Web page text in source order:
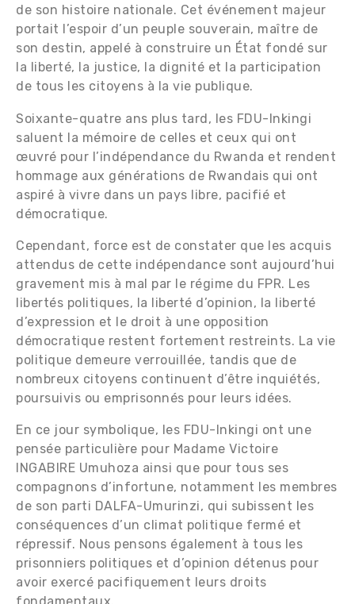
de son histoire nationale. Cet événement majeur
portait l’espoir d’un peuple souverain, maître de
son destin, appelé à construire un État fondé sur
la liberté, la justice, la dignité et la participation
de tous les citoyens à la vie publique.
Soixante-quatre ans plus tard, les FDU-Inkingi
saluent la mémoire de celles et ceux qui ont
œuvré pour l’indépendance du Rwanda et rendent
hommage aux générations de Rwandais qui ont
aspiré à vivre dans un pays libre, pacifié et
démocratique.
Cependant, force est de constater que les acquis
attendus de cette indépendance sont aujourd’hui
gravement mis à mal par le régime du FPR. Les
libertés politiques, la liberté d’opinion, la liberté
d’expression et le droit à une opposition
démocratique restent fortement restreints. La vie
politique demeure verrouillée, tandis que de
nombreux citoyens continuent d’être inquiétés,
poursuivis ou emprisonnés pour leurs idées.
En ce jour symbolique, les FDU-Inkingi ont une
pensée particulière pour Madame Victoire
INGABIRE Umuhoza ainsi que pour tous ses
compagnons d’infortune, notamment les membres
de son parti DALFA-Umurinzi, qui subissent les
conséquences d’un climat politique fermé et
répressif. Nous pensons également à tous les
prisonniers politiques et d’opinion détenus pour
avoir exercé pacifiquement leurs droits